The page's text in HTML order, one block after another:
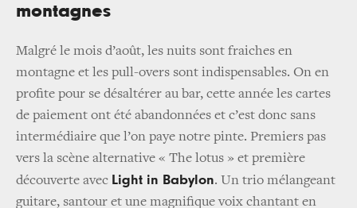
montagnes
Malgré le mois d’août, les nuits sont fraiches en
montagne et les pull-overs sont indispensables. On en
profite pour se désaltérer au bar, cette année les cartes
de paiement ont été abandonnées et c’est donc sans
intermédiaire que l’on paye notre pinte. Premiers pas
vers la scène alternative « The lotus » et première
découverte avec Light in Babylon. Un trio mélangeant
guitare, santour et une magnifique voix chantant en